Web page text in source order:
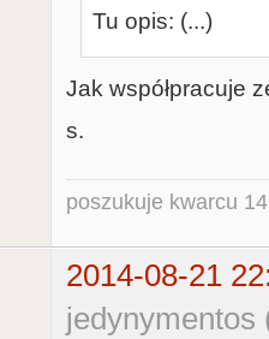
Tu opis: (...)
Jak współpracuje
s.
poszukuje kwarcu
2014-08-21
jedynymentos